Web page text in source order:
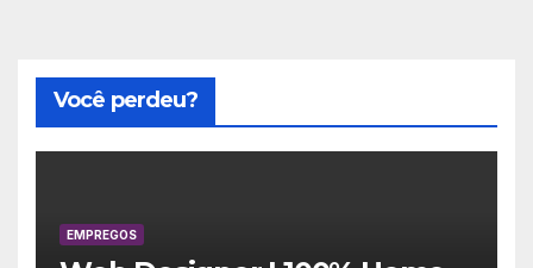
Você perdeu?
EMPREGOS